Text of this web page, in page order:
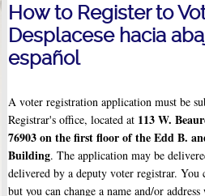
How to Register to
Desplacese hacia
español
A voter registration application must be
Registrar's office, located at 113 W.
76903 on the first floor of theEdd B.
Building. The application may be
delivered by a deputy voter registrar. You
but you can change a name and/or